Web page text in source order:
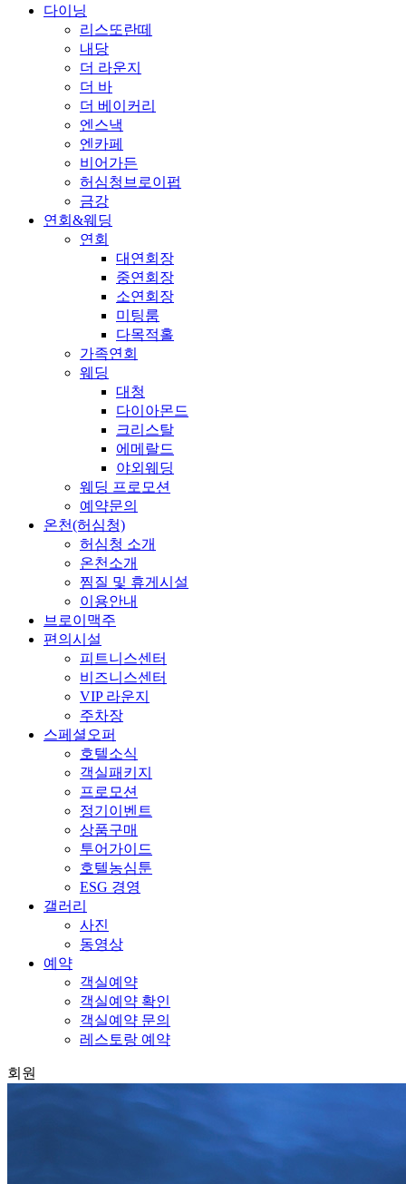
다이닝
리스또란떼
내당
더 라운지
더 바
더 베이커리
엔스낵
엔카페
비어가든
허심청브로이펍
금강
연회&웨딩
연회
대연회장
중연회장
소연회장
미팅룸
다목적홀
가족연회
웨딩
대청
다이아몬드
크리스탈
에메랄드
야외웨딩
웨딩 프로모션
예약문의
온천(허심청)
허심청 소개
온천소개
찜질 및 휴게시설
이용안내
브로이맥주
편의시설
피트니스센터
비즈니스센터
VIP 라운지
주차장
스페셜오퍼
호텔소식
객실패키지
프로모션
정기이벤트
상품구매
투어가이드
호텔농심툰
ESG 경영
갤러리
사진
동영상
예약
객실예약
객실예약 확인
객실예약 문의
레스토랑 예약
회원